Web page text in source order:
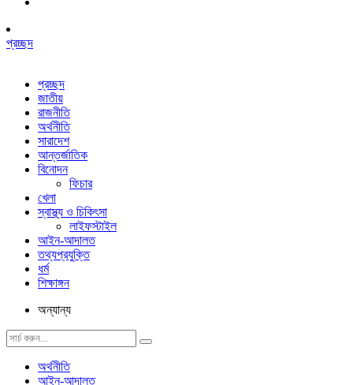
প্রচ্ছদ
প্রচ্ছদ
জাতীয়
রাজনীতি
অর্থনীতি
সারাদেশ
আন্তর্জাতিক
বিনোদন
ফিচার
খেলা
স্বাস্থ্য ও চিকিৎসা
লাইফস্টাইল
আইন-আদালত
তথ্যপ্রযুক্তি
ধর্ম
শিক্ষাঙ্গন
অন্যান্য
অর্থনীতি
আইন-আদালত